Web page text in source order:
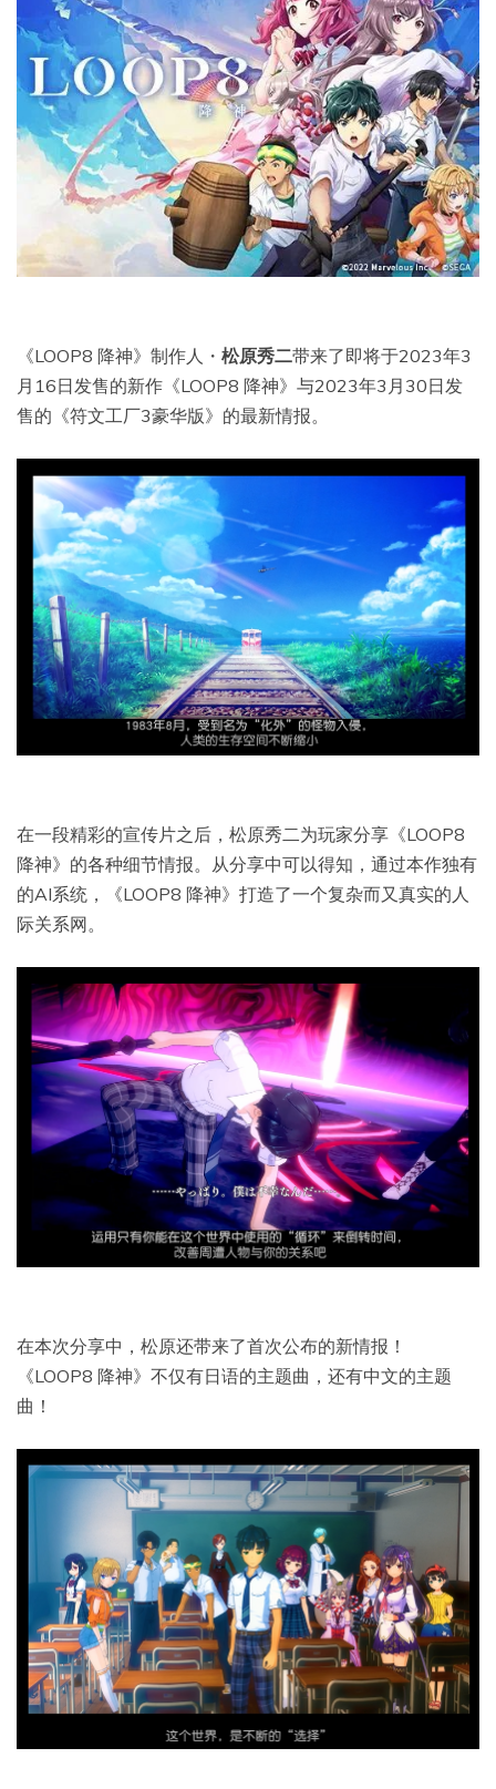
《LOOP8 降神》制作人・ 松原秀二带来了即将于2023年3
月16日发售的新作《LOOP8 降神》与2023年3月30日发
售的《符文工厂3豪华版》的最新情报。
在一段精彩的宣传片之后，松原秀二为玩家分享《LOOP8
降神》的各种细节情报。从分享中可以得知，通过本作独有
的AI系统，《LOOP8 降神》打造了一个复杂而又真实的人
际关系网。
在本次分享中，松原还带来了首次公布的新情报！
《LOOP8 降神》不仅有日语的主题曲，还有中文的主题
曲！